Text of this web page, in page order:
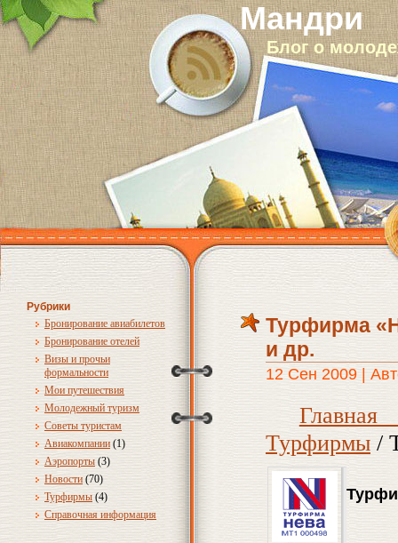
Мандри
Блог о
Рубрики
Бронирование авиабилетов
Бронирование отелей
Визы и прочьи
формальности
Мои путешествия
Молодежный туризм
Советы туристам
Авиакомпании (1)
Аэропорты (3)
Новости (70)
Турфирмы (4)
Справочная информация
Турфирма
и др.
12 Сен 2009 |
Турфирмы /